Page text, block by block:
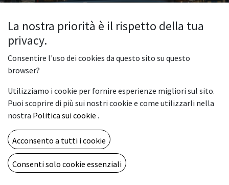
La nostra priorità è il rispetto della tua
privacy.
Consentire l'uso dei cookies da questo sito su questo
browser?
Utilizziamo i cookie per fornire esperienze migliori sul sito.
Puoi scoprire di più sui nostri cookie e come utilizzarli nella
nostra Politica sui cookie .
Acconsento a tutti i cookie
Consenti solo cookie essenziali